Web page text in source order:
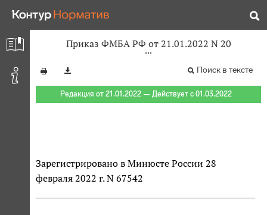
Приказ ФМБА РФ от 21.01.2022 N 20
Поиск в тексте
Редакция от 21.01.2022 — Действует с 01.03.2022
Зарегистрировано в Минюсте России 28
февраля 2022 г. N 67542